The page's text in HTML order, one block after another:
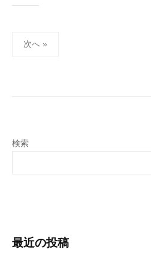
送
次へ »
検索
最近の投稿